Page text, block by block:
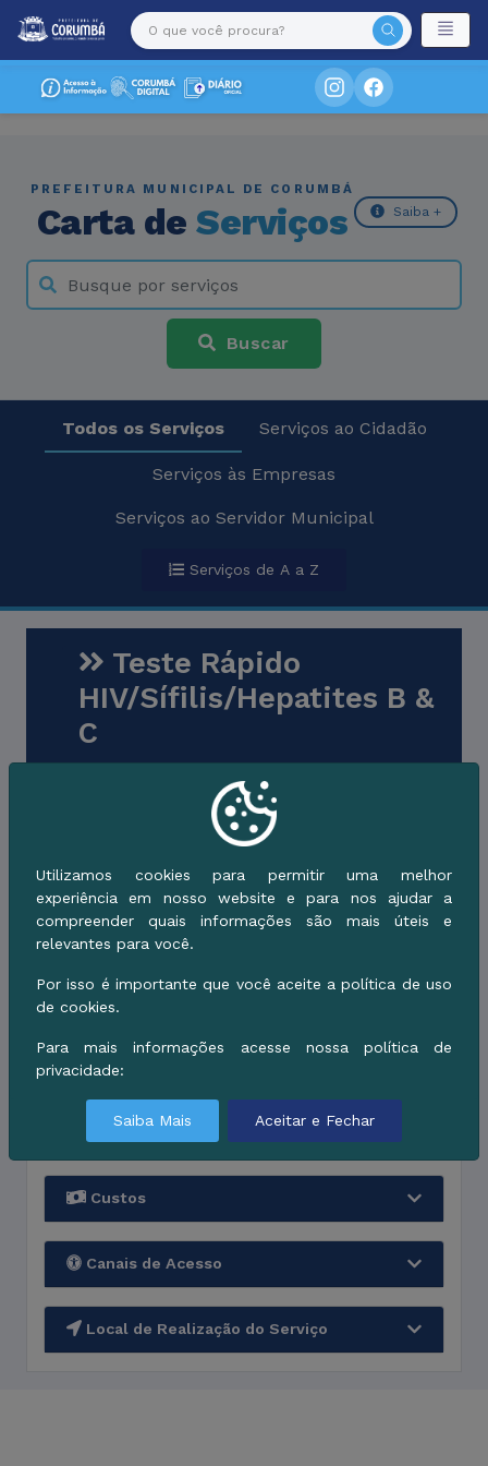
PREFEITURA MUNICIPAL DE CORUMBÁ
Carta de Serviços Saiba +
Buscar
Todos os Serviços Serviços ao Cidadão
Serviços às Empresas
Serviços ao Servidor Municipal
Serviços de A a Z
Teste Rápido
HIV/Sífilis/Hepatites B &
C
Vigilância em Saúde
Descrição do Serviço
Quem pode utilizar
Etapas de Processamento
Quanto tempo leva
Custos
Canais de Acesso
Local de Realização do Serviço
Utilizamos cookies para permitir uma melhor
experiência em nosso website e para nos ajudar a
compreender quais informações são mais úteis e
relevantes para você.
Por isso é importante que você aceite a política de uso
de cookies.
Para mais informações acesse nossa política de
privacidade:
Saiba Mais Aceitar e Fechar